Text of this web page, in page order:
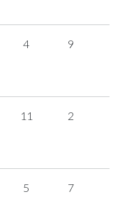
4 9
11 2
5 7